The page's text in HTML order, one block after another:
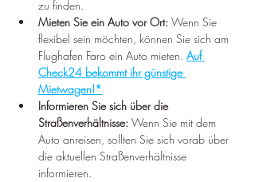
zu finden.
Mieten Sie ein Auto vor Ort: Wenn Sie
flexibel sein möchten, können Sie sich am
Flughafen Faro ein Auto mieten. Auf
Check24 bekommt ihr günstige
Mietwagen!*
Informieren Sie sich über die
Straßenverhältnisse: Wenn Sie mit dem
Auto anreisen, sollten Sie sich vorab über
die aktuellen Straßenverhältnisse
informieren.